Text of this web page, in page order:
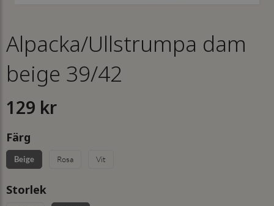
Alpacka/Ullstrumpa dam
beige 39/42
129 kr
Färg
Beige Rosa Vit
Storlek